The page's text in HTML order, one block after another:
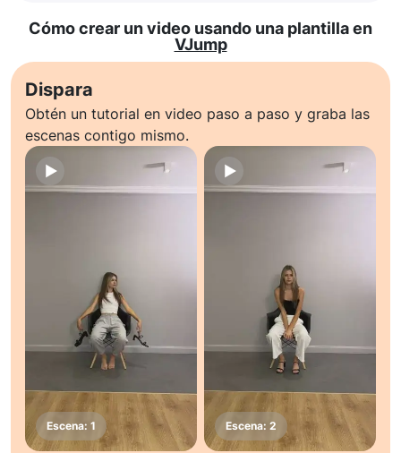
Cómo crear un video usando una plantilla en
VJump
Dispara
Obtén un tutorial en video paso a paso y graba las
escenas contigo mismo.